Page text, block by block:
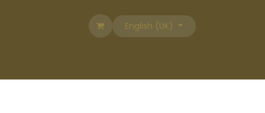
English (UK)